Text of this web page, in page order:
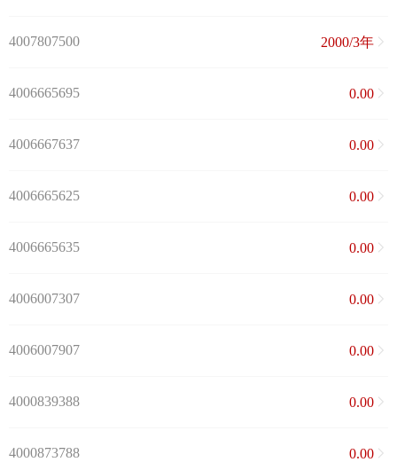
4007807500 2000/3年
4006665695 0.00
4006667637 0.00
4006665625 0.00
4006665635 0.00
4006007307 0.00
4006007907 0.00
4000839388 0.00
4000873788 0.00